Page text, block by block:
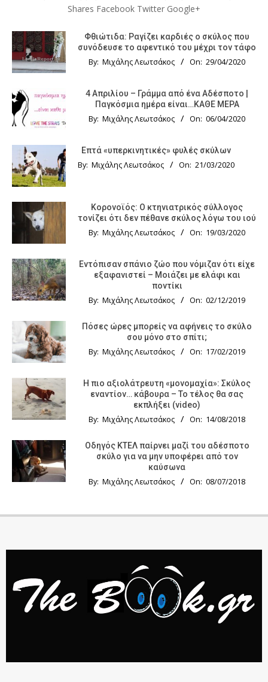
Shares Facebook Twitter Google+
Φθιώτιδα: Ραγίζει καρδιές ο σκύλος που
συνόδευσε το αφεντικό του μέχρι τον τάφο
By: Μιχάλης Λεωτσάκος On: 29/04/2020
4 Απριλίου – Γράμμα από ένα Αδέσποτο |
Παγκόσμια ημέρα είναι…ΚΑΘΕ ΜΕΡΑ
By: Μιχάλης Λεωτσάκος On: 06/04/2020
Επτά «υπερκινητικές» φυλές σκύλων
By: Μιχάλης Λεωτσάκος On: 21/03/2020
Κορονοϊός: Ο κτηνιατρικός σύλλογος
τονίζει ότι δεν πέθανε σκύλος λόγω του ιού
By: Μιχάλης Λεωτσάκος On: 19/03/2020
Εντόπισαν σπάνιο ζώο που νόμιζαν ότι είχε
εξαφανιστεί – Μοιάζει με ελάφι και
ποντίκι
By: Μιχάλης Λεωτσάκος On: 02/12/2019
Πόσες ώρες μπορείς να αφήνεις το σκύλο
σου μόνο στο σπίτι;
By: Μιχάλης Λεωτσάκος On: 17/02/2019
Η πιο αξιολάτρευτη «μονομαχία»: Σκύλος
εναντίον… κάβουρα – Το τέλος θα σας
εκπλήξει (video)
By: Μιχάλης Λεωτσάκος On: 14/08/2018
Οδηγός KTΕΛ παίρνει μαζί του αδέσποτο
σκύλο για να μην υποφέρει από τον
καύσωνα
By: Μιχάλης Λεωτσάκος On: 08/07/2018